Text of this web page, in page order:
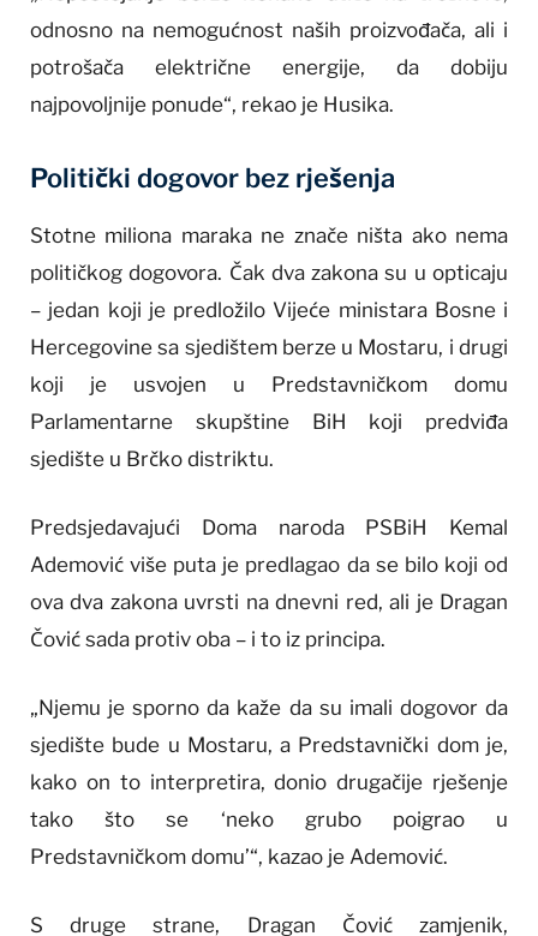
odnosno na nemogućnost naših proizvođača, ali i
potrošača električne energije, da dobiju
najpovoljnije ponude“, rekao je Husika.
Politički dogovor bez rješenja
Stotne miliona maraka ne znače ništa ako nema
političkog dogovora. Čak dva zakona su u opticaju
– jedan koji je predložilo Vijeće ministara Bosne i
Hercegovine sa sjedištem berze u Mostaru, i drugi
koji je usvojen u Predstavničkom domu
Parlamentarne skupštine BiH koji predviđa
sjedište u Brčko distriktu.
Predsjedavajući Doma naroda PSBiH Kemal
Ademović više puta je predlagao da se bilo koji od
ova dva zakona uvrsti na dnevni red, ali je Dragan
Čović sada protiv oba – i to iz principa.
„Njemu je sporno da kaže da su imali dogovor da
sjedište bude u Mostaru, a Predstavnički dom je,
kako on to interpretira, donio drugačije rješenje
tako što se ‘neko grubo poigrao u
Predstavničkom domu’“, kazao je Ademović.
S druge strane, Dragan Čović zamjenik,